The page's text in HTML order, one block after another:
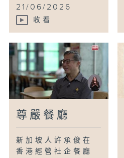
21/06/2026
收看
尊嚴餐廳
新加坡人許承俊在
香港經營社企餐廳